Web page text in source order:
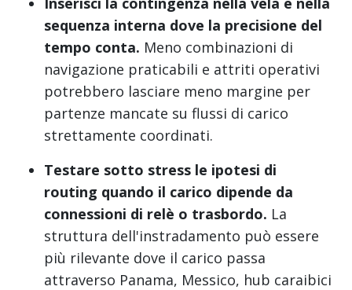
sequenza interna dove la precisione del
tempo conta. Meno combinazioni di
navigazione praticabili e attriti operativi
potrebbero lasciare meno margine per
partenze mancate su flussi di carico
strettamente coordinati.
Testare sotto stress le ipotesi di
routing quando il carico dipende da
connessioni di relè o trasbordo. La
struttura dell'instradamento può essere
più rilevante dove il carico passa
attraverso Panama, Messico, hub caraibici